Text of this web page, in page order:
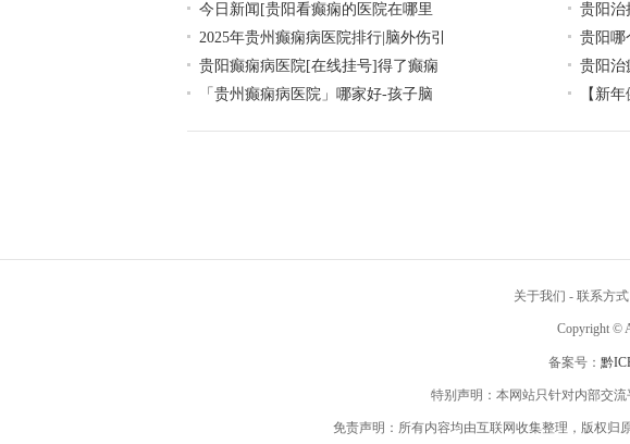
今日新闻[贵阳看癫痫的医院在哪里
贵阳治
2025年贵州癫痫病医院排行|脑外伤引
贵阳哪
贵阳癫痫病医院[在线挂号]得了癫痫
贵阳治
「贵州癫痫病医院」哪家好-孩子脑
【新
关于我们 - 联系方式
Copyright ©
备案号： 黔
特别声明：本网站只针对内部交
免责声明：所有内容均由互联网收集整理，版权归